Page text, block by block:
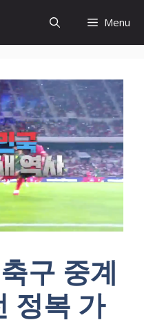
Menu
구 중계
정복 가